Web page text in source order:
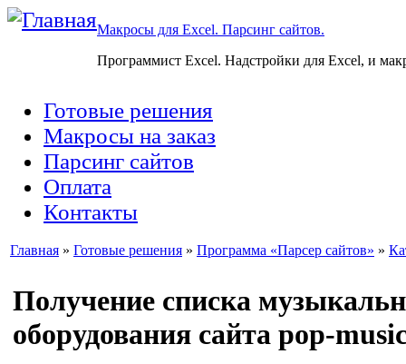
Макросы для Excel. Парсинг сайтов.
Программист Excel. Надстройки для Excel, и
Готовые решения
Макросы на заказ
Парсинг сайтов
Оплата
Контакты
Главная » Готовые решения » Программа «Парсер сайтов» »
Получение списка
оборудования сайта pop-